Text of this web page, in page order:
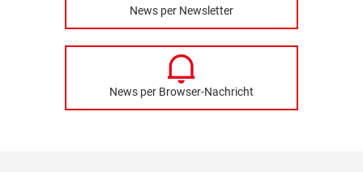
News per Newsletter
News per Browser-Nachricht